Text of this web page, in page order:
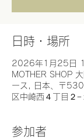
日時・場所
2026年1月25日
MOTHER SHOP
ース, 日本、〒
区中崎西４丁目２−
参加者